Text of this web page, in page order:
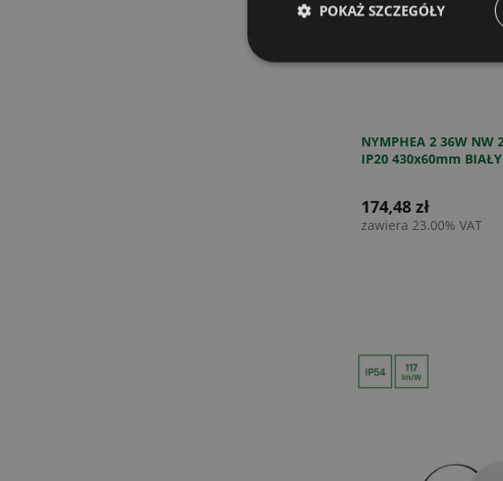
NYMPHEA 2 36W NW
IP20 430x60mm
174,48 zł
zawiera 23.00% VAT
POKAŻ SZCZEGÓŁY